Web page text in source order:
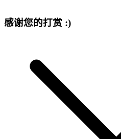
感谢您的打赏 :)